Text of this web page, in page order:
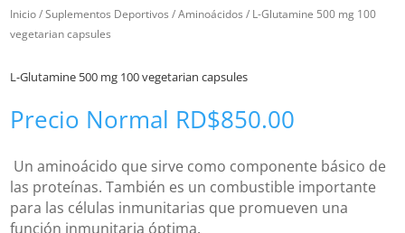
Inicio/Suplementos Deportivos /Aminoácidos / L-Glutamine 500 mg 100
vegetarian capsules
L-Glutamine 500 mg 100 vegetarian capsules
Precio Normal RD$850.00
Un aminoácido que sirve como componente básico de
las proteínas. También es un combustible importante
para las células inmunitarias que promueven una
función inmunitaria óptima.